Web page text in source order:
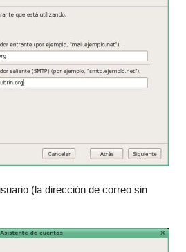
(la dirección de correo sin